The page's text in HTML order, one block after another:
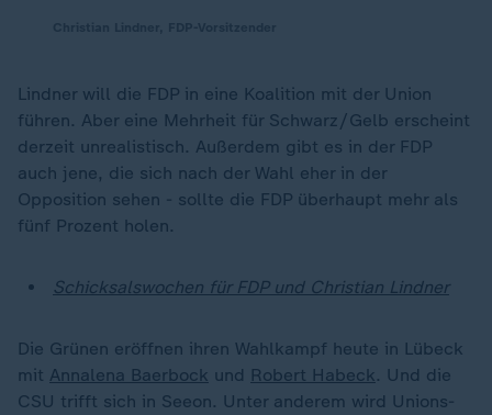
Lindner will die FDP in eine Koalition mit der Union
führen. Aber eine Mehrheit für Schwarz/Gelb erscheint
derzeit unrealistisch. Außerdem gibt es in der FDP
auch jene, die sich nach der Wahl eher in der
Opposition sehen - sollte die FDP überhaupt mehr als
fünf Prozent holen.
Schicksalswochen für FDP und Christian Lindner
Die Grünen eröffnen ihren Wahlkampf heute in Lübeck
mit Annalena Baerbock und Robert Habeck. Und die
CSU trifft sich in Seeon. Unter anderem wird Unions-